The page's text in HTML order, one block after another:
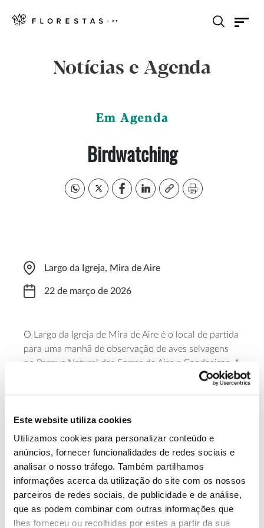
Este website utiliza cookies
Utilizamos cookies para personalizar conteúdo e
anúncios, fornecer funcionalidades de redes sociais e
analisar o nosso tráfego. Também partilhamos
informações acerca da utilização do site com os nossos
parceiros de redes sociais, de publicidade e de análise,
que as podem combinar com outras informações que
lhes forneceu ou recolhidas por estes a partir da sua
Notícias e Agenda
Em Agenda
Birdwatching
Largo da Igreja, Mira de Aire
22 de março de 2026
O Largo da Igreja de Mira de Aire é o local de partida
para uma manhã de observação de aves selvagens
no Parque Natural das Serras de Aire e Candeeiros. A
visita guiada começa às 08h30. Para participar é
Saber mais
13.07.2026
Genoma do priolo e de outras espécies em risco:
conhecer para conservar